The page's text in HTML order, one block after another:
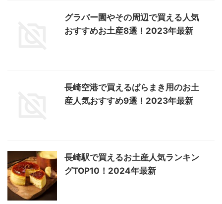
グラバー園やその周辺で買える人気
おすすめお土産8選！2023年最新
長崎空港で買えるばらまき用のお土
産人気おすすめ9選！2023年最新
長崎駅で買えるお土産人気ランキン
グTOP10！2024年最新